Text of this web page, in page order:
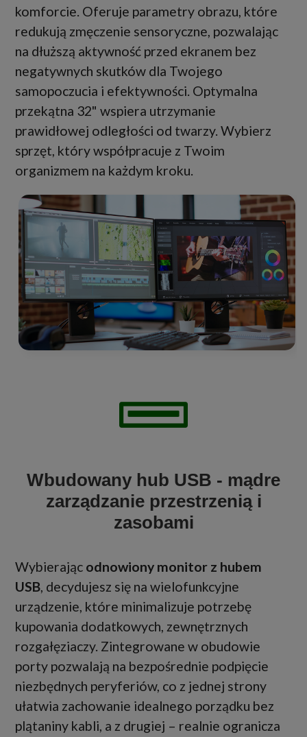
komforcie. Oferuje parametry obrazu, które
redukują zmęczenie sensoryczne, pozwalając
na dłuższą aktywność przed ekranem bez
negatywnych skutków dla Twojego
samopoczucia i efektywności. Optymalna
przekątna 32" wspiera utrzymanie
prawidłowej odległości od twarzy. Wybierz
sprzęt, który współpracuje z Twoim
organizmem na każdym kroku.
Wbudowany hub USB - mądre
zarządzanie przestrzenią i
zasobami
Wybierając odnowiony monitor z hubem
USB, decydujesz się na wielofunkcyjne
urządzenie, które minimalizuje potrzebę
kupowania dodatkowych, zewnętrznych
rozgałęziaczy. Zintegrowane w obudowie
porty pozwalają na bezpośrednie podpięcie
niezbędnych peryferiów, co z jednej strony
ułatwia zachowanie idealnego porządku bez
plątaniny kabli, a z drugiej – realnie ogranicza